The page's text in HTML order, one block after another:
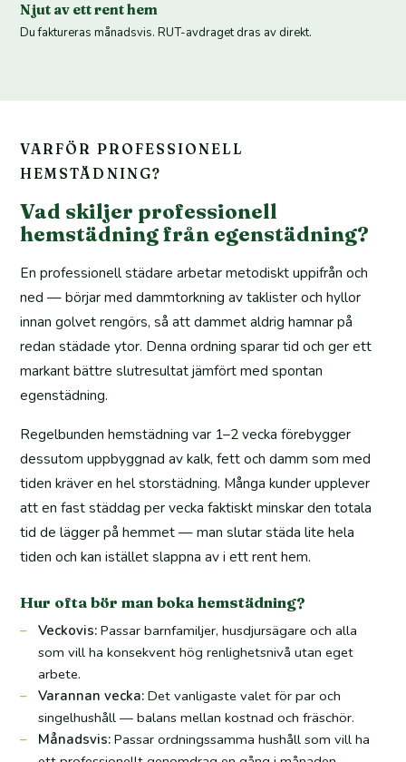
Njut av ett rent hem
Du faktureras månadsvis. RUT-avdraget dras av direkt.
VARFÖR PROFESSIONELL
HEMSTÄDNING?
Vad skiljer professionell
hemstädning från egenstädning?
En professionell städare arbetar metodiskt uppifrån och
ned — börjar med dammtorkning av taklister och hyllor
innan golvet rengörs, så att dammet aldrig hamnar på
redan städade ytor. Denna ordning sparar tid och ger ett
markant bättre slutresultat jämfört med spontan
egenstädning.
Regelbunden hemstädning var 1–2 vecka förebygger
dessutom uppbyggnad av kalk, fett och damm som med
tiden kräver en hel storstädning. Många kunder upplever
att en fast städdag per vecka faktiskt minskar den totala
tid de lägger på hemmet — man slutar städa lite hela
tiden och kan istället slappna av i ett rent hem.
Hur ofta bör man boka hemstädning?
Veckovis:Passar barnfamiljer, husdjursägare och alla
som vill ha konsekvent hög renlighetsnivå utan eget
arbete.
Varannan vecka:Det vanligaste valet för par och
singelhushåll — balans mellan kostnad och fräschör.
Månadsvis:Passar ordningssamma hushåll som vill ha